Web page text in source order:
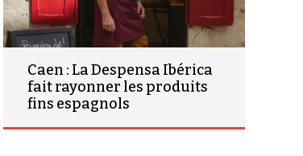
Caen : La Despensa Ibérica
fait rayonner les produits
fins espagnols